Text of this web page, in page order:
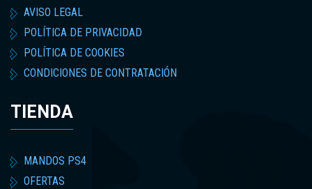
AVISO LEGAL
POLÍTICA DE PRIVACIDAD
POLÍTICA DE COOKIES
CONDICIONES DE CONTRATACIÓN
TIENDA
MANDOS PS4
OFERTAS